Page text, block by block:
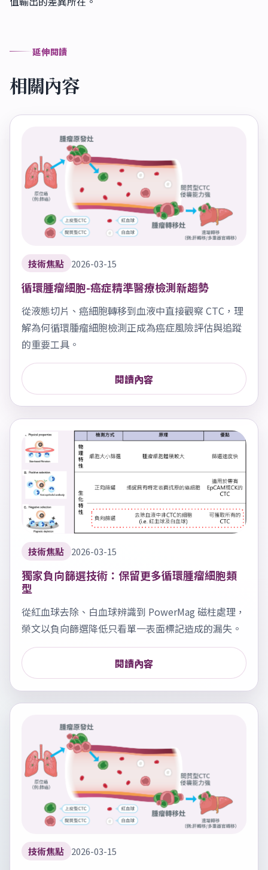
延伸閱讀
相關內容
技術焦點 2026-03-15
循環腫瘤細胞-癌症精準醫療檢測新趨勢
從液態切片、癌細胞轉移到血液中直接觀察 CTC，理
解為何循環腫瘤細胞檢測正成為癌症風險評估與追蹤
的重要工具。
閱讀內容
技術焦點 2026-03-15
獨家負向篩選技術：保留更多循環腫瘤細胞類
型
從紅血球去除、白血球辨識到 PowerMag 磁柱處理，
榮文以負向篩選降低只看單一表面標記造成的漏失。
閱讀內容
技術焦點 2026-03-15